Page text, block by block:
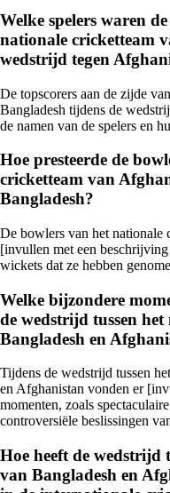
Welke spelers waren
nationale cricketteam
wedstrijd tegen
De topscorers aan de zijde
Bangladesh tijdens de
de namen van de spelers en
Hoe presteerde de
cricketteam van
Bangladesh?
De bowlers van het nationale
[invullen met een
wickets dat ze hebben
Welke bijzondere
de wedstrijd tussen
Bangladesh en
Tijdens de wedstrijd tussen
en Afghanistan vonden er
momenten, zoals
controversiële beslissingen
Hoe heeft de wedstrijd
van Bangladesh en